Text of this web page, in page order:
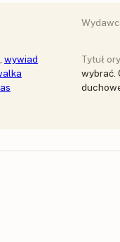
wywiad
Tytuł
wybrać.